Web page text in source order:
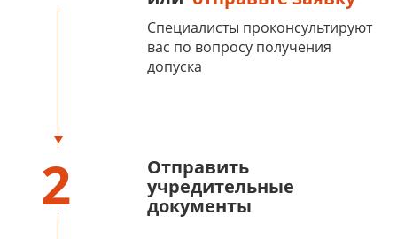
Специалисты проконсультируют
вас по вопросу получения
допуска
2
Отправить
учредительные
документы